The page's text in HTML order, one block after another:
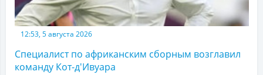
12:53, 5 августа 2026
Специалист по африканским сборным возглавил
команду Кот-д'Ивуара